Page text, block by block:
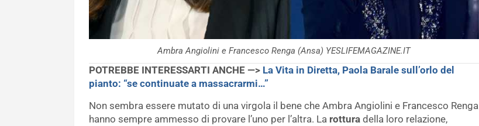
Ambra Angiolini e Francesco Renga (Ansa) YESLIFEMAGAZINE.IT
POTREBBE INTERESSARTI ANCHE —> La Vita in Diretta, Paola Barale sull’orlo del
pianto: “se continuate a massacrarmi…”
Non sembra essere mutato di una virgola il bene che Ambra Angiolini e Francesco Renga
hanno sempre ammesso di provare l’uno per l’altra. La rottura della loro relazione,